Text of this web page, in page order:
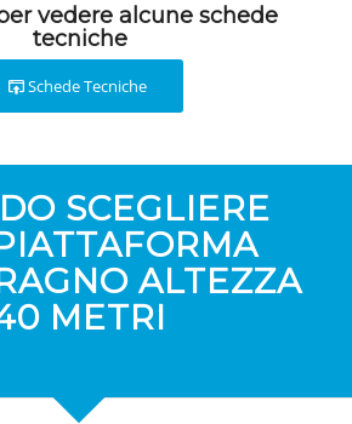
vedere alcune schede
tecniche
Schede Tecniche
SCEGLIERE
ALTEZZA
METRI